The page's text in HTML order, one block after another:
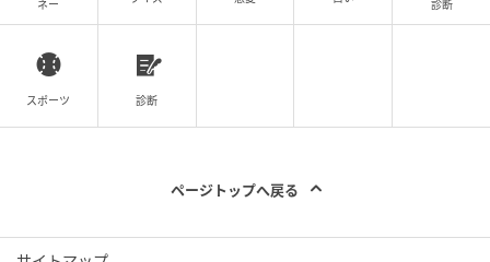
ネー
診断
スポーツ 診断
ページトップへ戻る